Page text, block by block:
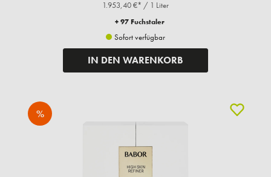
1.953,40 €* / 1 Liter
+ 97 Fuchstaler
Sofort verfügbar
IN DEN WARENKORB
%